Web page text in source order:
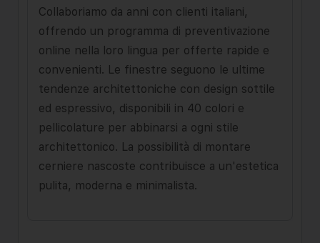
Collaboriamo da anni con clienti italiani,
offrendo un programma di preventivazione
online nella loro lingua per offerte rapide e
convenienti. Le finestre seguono le ultime
tendenze architettoniche con design sottile
ed espressivo, disponibili in 40 colori e
pellicolature per abbinarsi a ogni stile
architettonico. La possibilità di montare
cerniere nascoste contribuisce a un'estetica
pulita, moderna e minimalista.